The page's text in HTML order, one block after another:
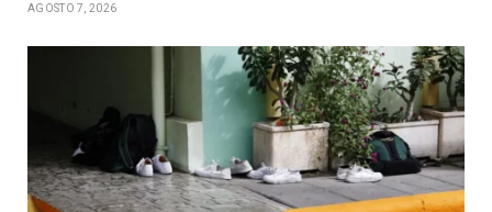
AGOSTO 7, 2026